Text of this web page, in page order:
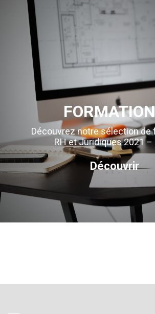
Découvrez notre sélection de
RH et Juridiques 2021 –
Découvrir